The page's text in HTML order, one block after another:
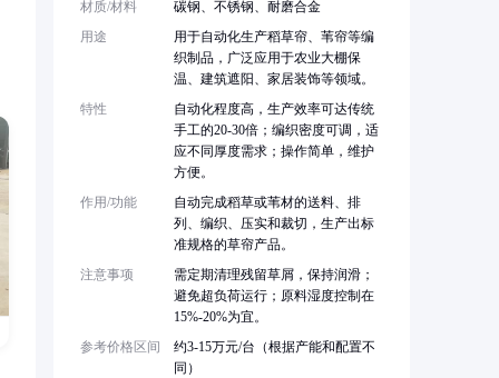
材质/材料
碳钢、不锈钢、耐磨合金
用途
用于自动化生产稻草帘、苇帘等编
织制品，广泛应用于农业大棚保
温、建筑遮阳、家居装饰等领域。
特性
自动化程度高，生产效率可达传统
手工的20-30倍；编织密度可调，适
应不同厚度需求；操作简单，维护
方便。
作用/功能
自动完成稻草或苇材的送料、排
列、编织、压实和裁切，生产出标
准规格的草帘产品。
注意事项
需定期清理残留草屑，保持润滑；
避免超负荷运行；原料湿度控制在
15%-20%为宜。
参考价格区间
约3-15万元/台（根据产能和配置不
同）